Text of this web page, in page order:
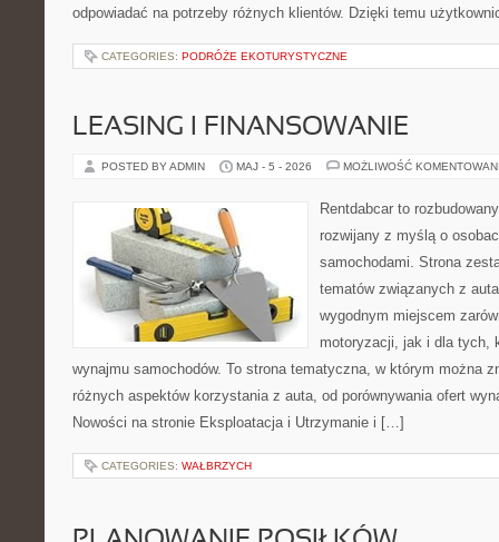
odpowiadać na potrzeby różnych klientów. Dzięki temu
CATEGORIES: PODRÓŻE EKOTURYSTYCZNE
LEASING I FINANSOWANIE
POSTED BY ADMIN MAJ - 5 - 2026 MOŻLIWOŚĆ
Rentdabcar to
rozwijany z myślą o
samochodami. Strona
tematów związanych z
wygodnym miejscem
motoryzacji, jak i dla tych,
wynajmu samochodów. To strona tematyczna, w którym można
różnych aspektów korzystania z auta, od porównywania ofert
Nowości na stronie Eksploatacja i Utrzymanie i […]
CATEGORIES: WAŁBRZYCH